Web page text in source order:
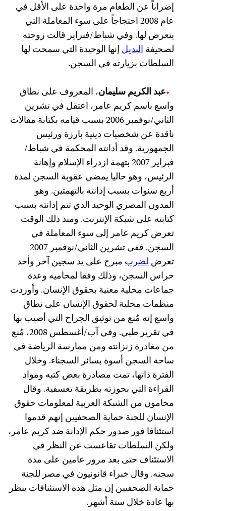
إضراباً عن الطعام مرة واحدة على الأقل في
عام 2008 احتجاجاً على سوء المعاملة التي
يتعرض لها. وفي شباط/فبراير قالت زوجته
لصحيفةالبديل إنها الوحيدة التي سمحت لها
السلطات بزيارته في السجن.
عبد الكريم سليمان، المعروف على نطاق
واسع باسم كريم عامر، اعتقل في تشرين
الثاني/نوفمبر 2006 بسبب قيامه بكتابة مقالات
ناقدة عن شخصيات دينية بارزة ورئيس
الجمهورية. وقد أدانته المحكمة في شباط/
فبراير 2007 بتهمة ازدراء الإسلام وإهانة
الرئيس، وهو حاليا يمضي عقوبة السجن لمدة
أربع سنوات بسبب إدانته بالتهمتين. وهو
المدون المصري الوحيد الذي تتم إدانته بسبب
كتابته على شبكة الإنترنت. ومنذ ذلك الوقت
تعرض كريم عامر إلى سوء المعاملة في
السجن. ففي تشرين الثاني/نوفمبر 2007
تعرضلضربمبرح على يد سجين آخر وأحد
حراس السجن، وذلك وفقا لمحاميه وعدة
جماعات محلية معنية بحقوق الإنسان. وأوردت
منظمات محلية لحقوق الإنسان على نطاق
واسع إنه مُنع من توثيق الجراح التي أصيب بها
في تقرير طبي. وفي آب/أغسطس 2008، مُنع
من مغادرة زنزانته ومن ممارسة الرياضة في
ساحة السجن أسوة بسائر السجناء. وخلال
الفترة ذاتها، تمت مصادرة بعض كتبه ومواد
القراءة التي بحوزته بطريقة تعسفية. وقال
محامون من الشبكة العربية لمعلومات حقوق
الإنسان للجنة حماية الصحفيين إنهم قدموا
استئنافا فور صدور حكم الإدانة ضد كريم عامر،
ولكن السلطات تقاعست عن النظر في
الاستئناف حتى بعد مرور عامين على مدة
سجنه. وقال خبراء قانونيون في مصر للجنة
حماية الصحفيين إن مثل هذه الاستئنافات ينظر
بها عادة خلال ستة أشهر.